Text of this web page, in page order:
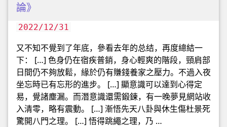
論》
2022/12/31
又不知不覺到了年底，參看去年的总结，再度總結一
下： […] 色身仍在宿疾普銷，身心輕爽的階段，頸肩部
日間仍不夠放鬆，緣於仍有賺錢養家之壓力。不過入夜
坐忘時已有忘形的進步。 […] 顯意識可以達到心得定
易，覺諸塵漏。而潛意識還需鍛鍊，有一晚夢見網站收
入清零，略有震動。 […] 漸悟先天八卦與休生傷杜景死
驚開八門之理。 […] 悟得跳繩之理，乃 …